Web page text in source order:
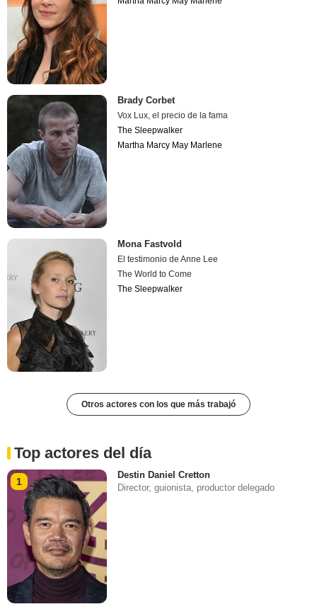
Brady Corbet
Vox Lux, el precio de la fama
The Sleepwalker
Martha Marcy May Marlene
Mona Fastvold
El testimonio de Anne Lee
The World to Come
The Sleepwalker
Otros actores con los que más trabajó
Top actores del día
1
Destin Daniel Cretton
Director, guionista, productor delegado